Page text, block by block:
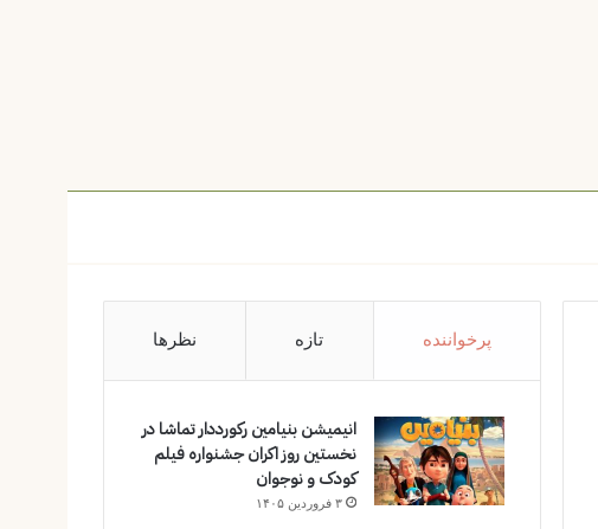
پرخواننده تازه نظرها
انیمیشن بنیامین رکورددار تماشا در
نخستین روز اکران‌ جشنواره فیلم
کودک و نوجوان
۳ فروردین ۱۴۰۵